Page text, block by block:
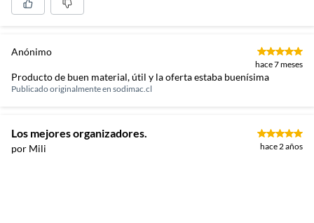
Anónimo
hace 7 meses
Producto de buen material, útil y la oferta estaba buenísima
Publicado originalmente en sodimac.cl
Los mejores organizadores.
por Mili hace 2 años